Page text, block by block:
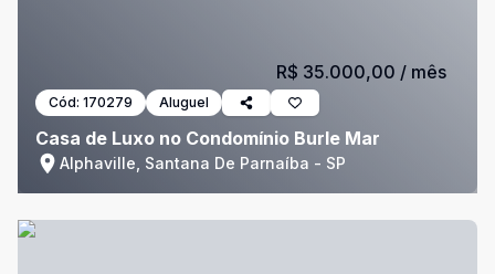
Cód: 170279 Aluguel
Casa de Luxo no Condomínio Burle Mar
Alphaville, Santana De Parnaíba - SP
R$ 35.000,00 / mês